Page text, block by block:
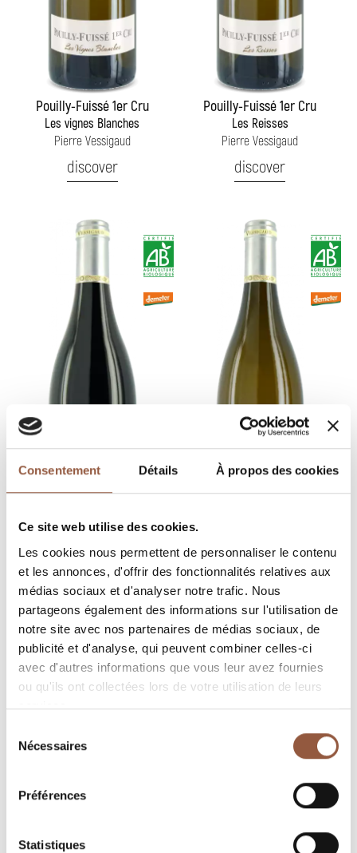
Consentement Détails À propos des cookies
Ce site web utilise des cookies.
Les cookies nous permettent de personnaliser le contenu
et les annonces, d'offrir des fonctionnalités relatives aux
médias sociaux et d'analyser notre trafic. Nous
partageons également des informations sur l'utilisation de
notre site avec nos partenaires de médias sociaux, de
publicité et d'analyse, qui peuvent combiner celles-ci
avec d'autres informations que vous leur avez fournies
ou qu'ils ont collectées lors de votre utilisation de leurs
services.
Nécessaires
Préférences
Statistiques
Pouilly-Fuissé 1er Cru
Les vignes Blanches
Pierre Vessigaud
discover
Pouilly-Fuissé 1er Cru
Les Reisses
Pierre Vessigaud
discover
Saint-Amour
Grain de Folie
Pierre Vessigaud
discover
Pouilly-Fuissé
Vieilles Vignes
Pierre Vessigaud
discover